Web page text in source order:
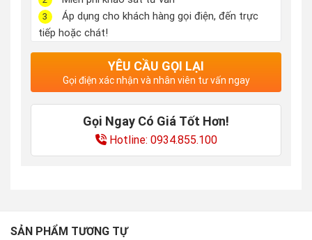
3
Áp dụng cho khách hàng gọi điện, đến trực
tiếp hoặc chát!
YÊU CẦU GỌI LẠI
Gọi điện xác nhận và nhân viên tư vấn ngay
Gọi Ngay Có Giá Tốt Hơn!
Hotline: 0934.855.100
SẢN PHẨM TƯƠNG TỰ